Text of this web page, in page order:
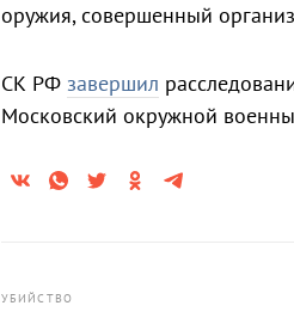
оружия, совершенный
СК РФ завершил
Московский окружной
УБИЙСТВО